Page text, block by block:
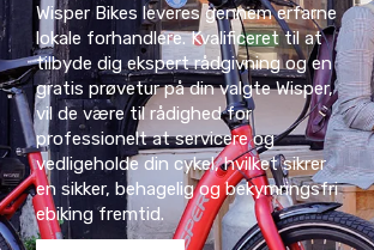
Wisper Bikes leveres gennem erfarne
lokale forhandlere. Kvalificeret til at
tilbyde dig ekspert rådgivning og en
gratis prøvetur på din valgte Wisper,
vil de være til rådighed for
professionelt at servicere og
vedligeholde din cykel, hvilket sikrer
en sikker, behagelig og bekymringsfri
ebiking fremtid.